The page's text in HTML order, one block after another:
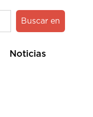
Buscar en
Noticias